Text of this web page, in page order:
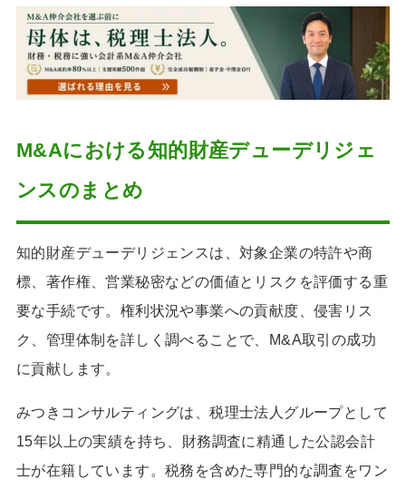
M&Aにおける知的財産デューデリジェ
ンスのまとめ
知的財産デューデリジェンスは、対象企業の特許や商
標、著作権、営業秘密などの価値とリスクを評価する重
要な手続です。権利状況や事業への貢献度、侵害リス
ク、管理体制を詳しく調べることで、M&A取引の成功
に貢献します。
みつきコンサルティングは、税理士法人グループとして
15年以上の実績を持ち、財務調査に精通した公認会計
士が在籍しています。税務を含めた専門的な調査をワン